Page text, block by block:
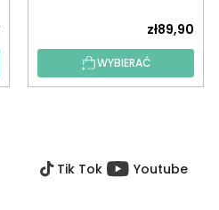
zł89,90
WYBIERAĆ
Tik Tok Youtube